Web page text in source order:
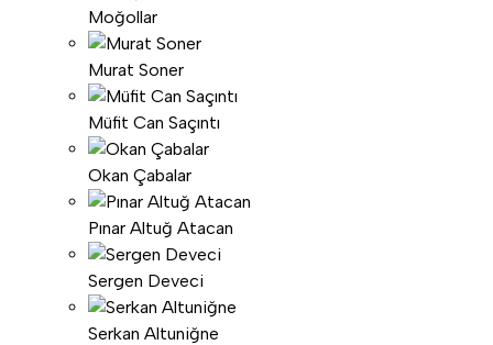
Moğollar
Murat Soner
Müfit Can Saçıntı
Okan Çabalar
Pınar Altuğ Atacan
Sergen Deveci
Serkan Altuniğne